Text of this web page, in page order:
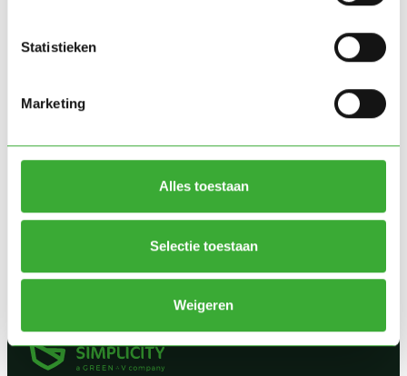
Statistieken
Marketing
Alles toestaan
Selectie toestaan
Weigeren
Installation Technician
Installatiemonteur